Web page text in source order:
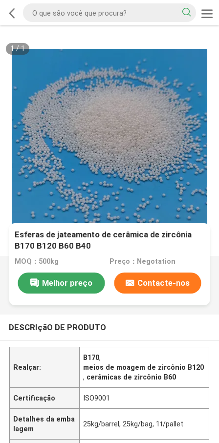
1/1
Esferas de jateamento de cerâmica de zircônia
B170 B120 B60 B40
MOQ：500kg Preço：Negotation
Melhor preço Contacte-nos
DESCRIçãO DE PRODUTO
Realçar:
B170,
meios de moagem de zircônio B120
, cerâmicas de zircônio B60
Certificação ISO9001
Detalhes da emba
lagem
25kg/barrel, 25kg/bag, 1t/pallet